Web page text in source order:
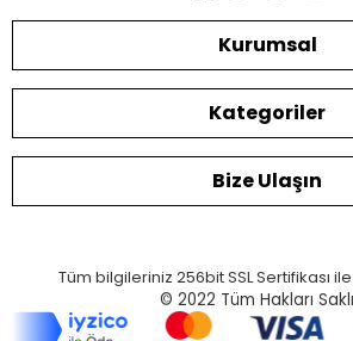
Kurumsal
Kategoriler
Bize Ulaşın
Tüm bilgileriniz 256bit SSL Sertifikası
© 2022 Tüm Hakları